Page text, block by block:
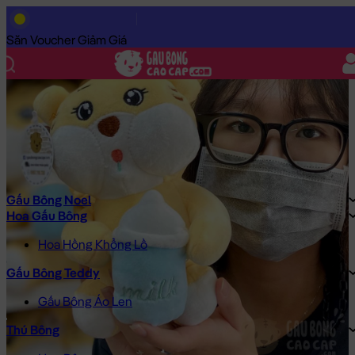
Săn Voucher Giảm Giá
Gấu Bông Noel
Hoa Gấu Bông
Hoa Hồng Khổng Lồ
Gấu Bông Teddy
Gấu Bông Áo Len
Thú Bông
Trang Chủ